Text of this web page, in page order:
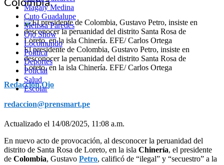
Magaly Medina
Cuto Guadalupe
Melissa Paredes
Ojo Show
Locomundo
Política
Deportes
Policial
Salud
Escolar
El presidente de Colombia, Gustavo Petro, insiste en
desconocer la peruanidad del distrito Santa Rosa de
Loreto, en la isla Chinería. EFE/ Carlos Ortega
Redacción Ojo
redaccion@prensmart.pe
Actualizado el 14/08/2025, 11:08 a.m.
En nuevo acto de provocación, al desconocer la peruanidad del
distrito de Santa Rosa de Loreto, en la isla Chinería, el presidente
de Colombia, Gustavo Petro, calificó de “ilegal” y “secuestro” a la